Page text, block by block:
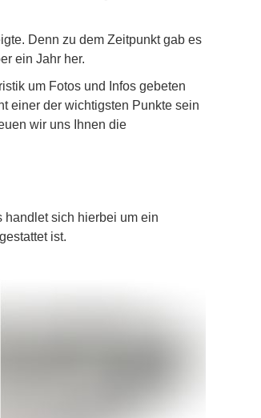
Denn zu dem Zeitpunkt gab es
ein Jahr her.
um Fotos und Infos gebeten
einer der wichtigsten Punkte sein
wir uns Ihnen die
handlet sich hierbei um ein
ist.